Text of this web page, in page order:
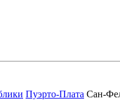
Пуэрто-Плата Сан-